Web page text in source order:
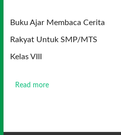
Buku Ajar Membaca Cerita
Rakyat Untuk SMP/MTS
Kelas VIII
Read more